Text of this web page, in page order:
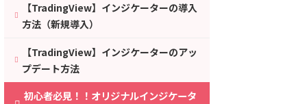
【TradingView】インジケーターの導入
方法（新規導入）
【TradingView】インジケーターのアッ
プデート方法
初心者必見！！オリジナルインジケータ